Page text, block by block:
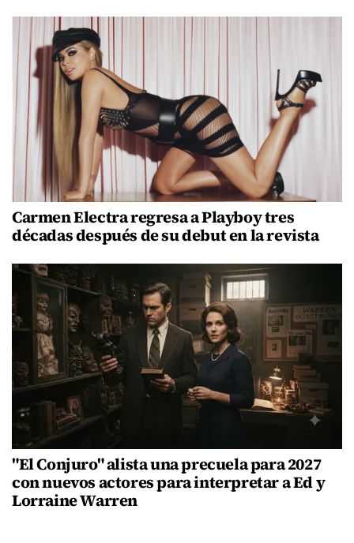
Carmen Electra regresa a Playboy tres
décadas después de su debut en la revista
"El Conjuro" alista una precuela para 2027
con nuevos actores para interpretar a Ed y
Lorraine Warren